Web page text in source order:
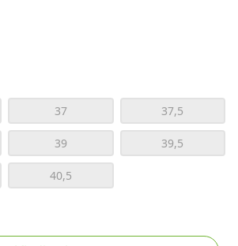
37 37,5
39 39,5
40,5